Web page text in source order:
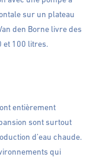
sur un plateau
den Borne livre des
et 100 litres.
entièrement
sont surtout
d’eau chaude.
qui